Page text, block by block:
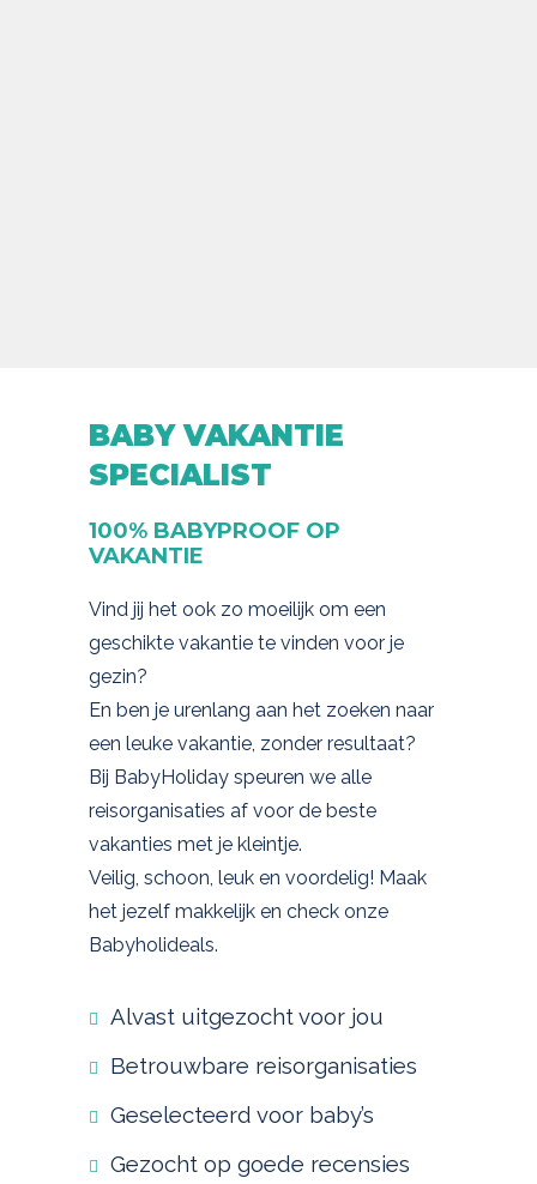
BABY VAKANTIE
SPECIALIST
100% BABYPROOF OP
VAKANTIE
Vind jij het ook zo moeilijk om een
geschikte vakantie te vinden voor je
gezin?
En ben je urenlang aan het zoeken naar
een leuke vakantie, zonder resultaat?
Bij BabyHoliday speuren we alle
reisorganisaties af voor de beste
vakanties met je kleintje.
Veilig, schoon, leuk en voordelig! Maak
het jezelf makkelijk en check onze
Babyholideals.
Alvast uitgezocht voor jou
Betrouwbare reisorganisaties
Geselecteerd voor baby’s
Gezocht op goede recensies